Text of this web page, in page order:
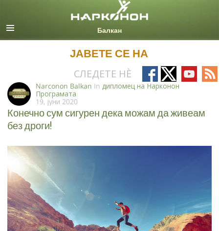
Macedonian
ЈАВЕТЕ СЕ НА
СЛЕДЕТЕ НÈ
Follow
on
Follow
on
Follow
on
on
Narconon Balkan In дипломец на Нарконон
Програмата
19, јуни 2020
Конечно сум сигурен дека можам да живеам
без дроги!